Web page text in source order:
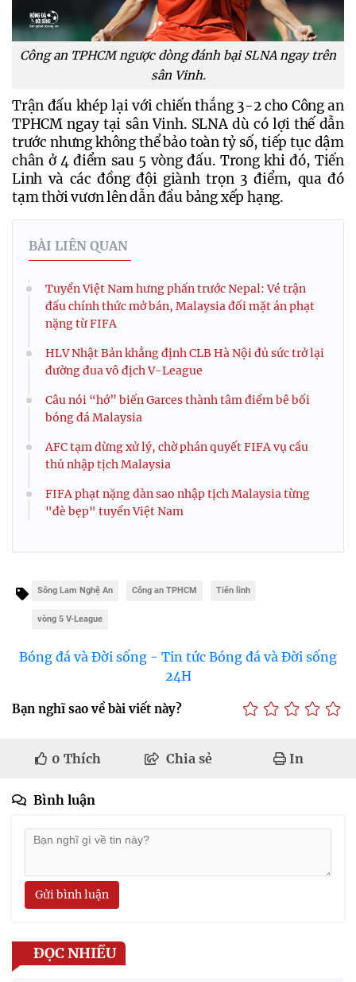
Công an TPHCM ngược dòng đánh bại SLNA ngay trên
sân Vinh.
Trận đấu khép lại với chiến thắng 3-2 cho Công an
TPHCM ngay tại sân Vinh. SLNA dù có lợi thế dẫn
trước nhưng không thể bảo toàn tỷ số, tiếp tục dậm
chân ở 4 điểm sau 5 vòng đấu. Trong khi đó, Tiến
Linh và các đồng đội giành trọn 3 điểm, qua đó
tạm thời vươn lên dẫn đầu bảng xếp hạng.
BÀI LIÊN QUAN
Tuyển Việt Nam hưng phấn trước Nepal: Vé trận
đấu chính thức mở bán, Malaysia đối mặt án phạt
nặng từ FIFA
HLV Nhật Bản khẳng định CLB Hà Nội đủ sức trở lại
đường đua vô địch V-League
Câu nói “hớ” biến Garces thành tâm điểm bê bối
bóng đá Malaysia
AFC tạm dừng xử lý, chờ phán quyết FIFA vụ cầu
thủ nhập tịch Malaysia
FIFA phạt nặng dàn sao nhập tịch Malaysia từng
"đè bẹp" tuyển Việt Nam
Sông Lam Nghệ An Công an TPHCM Tiến linh
vòng 5 V-League
Bóng đá và Đời sống - Tin tức Bóng đá và Đời sống
24H
Bạn nghĩ sao về bài viết này?
0 Thích Chia sẻ In
Bình luận
Gửi bình luận
ĐỌC NHIỀU